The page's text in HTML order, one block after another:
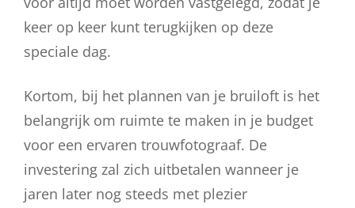
keer op keer kunt terugkijken op deze
speciale dag.
Kortom, bij het plannen van je bruiloft is het
belangrijk om ruimte te maken in je budget
voor een ervaren trouwfotograaf. De
investering zal zich uitbetalen wanneer je
jaren later nog steeds met plezier